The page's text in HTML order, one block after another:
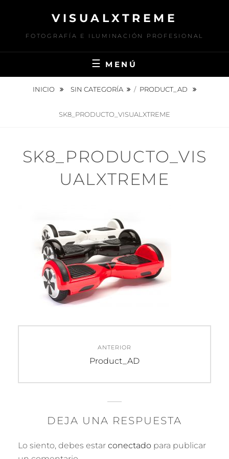
contenido
VISUALXTREME
FOTOGRAFÍA E ILUMINACIÓN PROFESIONAL
MENÚ
INICIO SIN CATEGORÍA / PRODUCT_AD
SK8_PRODUCTO_VISUALXTREME
SK8_PRODUCTO_VIS
UALXTREME
entradas
ANTERIOR
Entrada
Product_AD
DEJA UNA RESPUESTA
Lo siento, debes estar conectado para publicar